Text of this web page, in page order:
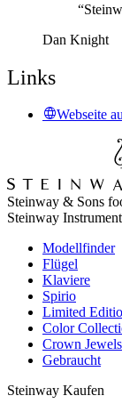
Dan Knight
Links
Webseite
Steinway & Sons
Steinway
Modellfinder
Flügel
Klaviere
Spirio
Limited
Color
Crown Jewels
Gebraucht
Steinway Kaufen